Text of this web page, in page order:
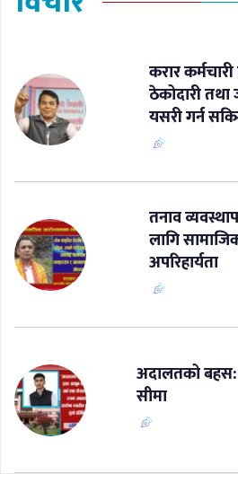
करार
ठेकोदारी तथा
यसरी गर्न
​तनाव
लागि
अपरिहार्यता
अदालतको
सीमा